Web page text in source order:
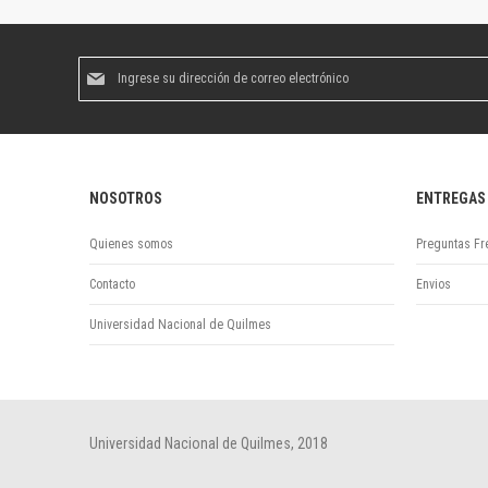
boletín
NOSOTROS
Quienes somos
Contacto
Universidad Nacional de Quilmes
ENTREGAS
Preguntas
Envios
Universidad Nacional de Quilmes, 2018